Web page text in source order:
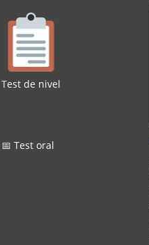
Test de nivel
📅 Test oral